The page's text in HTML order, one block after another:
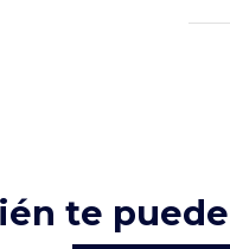
te